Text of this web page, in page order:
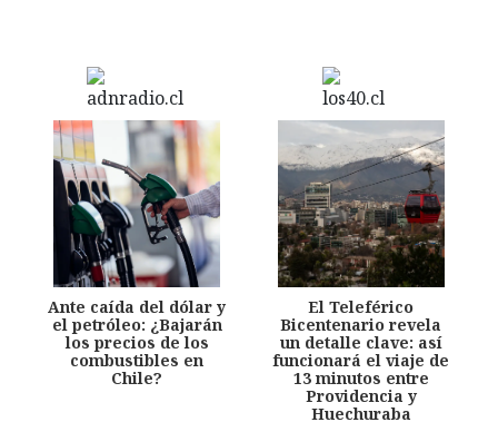
Ante caída del dólar y
el petróleo: ¿Bajarán
los precios de los
combustibles en
Chile?
El Teleférico
Bicentenario revela
un detalle clave: así
funcionará el viaje de
13 minutos entre
Providencia y
Huechuraba